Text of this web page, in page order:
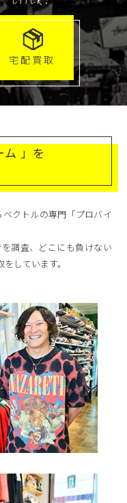
宅配買取
ム 」を
ベクトルの専門「プロバイ
調査、どこにも負けない
しています。